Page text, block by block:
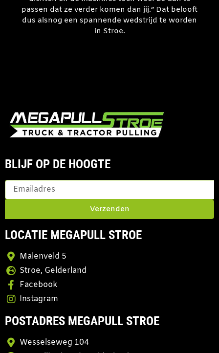
passen dat ze verder komen dan jij.” Dat belooft
dus alsnog een spannende wedstrijd te worden
in Stroe.
BLIJF OP DE HOOGTE
Verzenden
LOCATIE MEGAPULL STROE
Malenveld 5
Stroe, Gelderland
Facebook
Instagram
POSTADRES MEGAPULL STROE
Wesselseweg 104